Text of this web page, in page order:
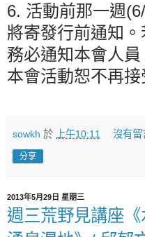
6. 活動前那一週
將寄發行前通知
務必通知本會人
本會活動恕不再接
sowkh 於 上午10:11 沒有留
分享
2013年5月29日 星期三
週三荒野見講座